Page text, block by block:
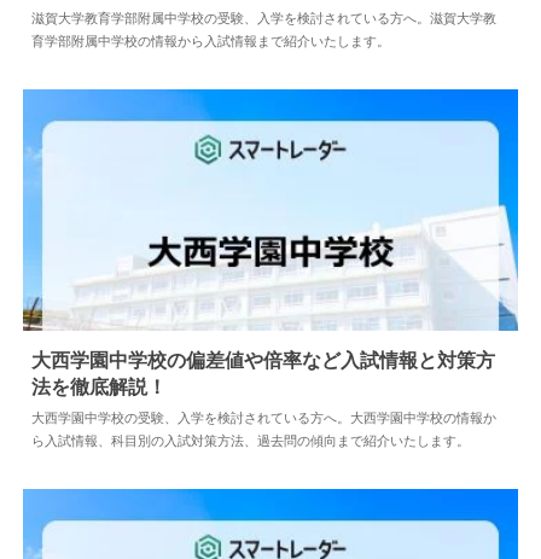
中学情報 2024.04.18
滋賀大学教育学部附属中学校の受験、入学を検討されている方へ。滋賀大学教
育学部附属中学校の情報から入試情報まで紹介いたします。
中学情報 2026.08.04
大西学園中学校の偏差値や倍率など入試情報と対策方
法を徹底解説！
大西学園中学校の受験、入学を検討されている方へ。大西学園中学校の情報か
ら入試情報、科目別の入試対策方法、過去問の傾向まで紹介いたします。